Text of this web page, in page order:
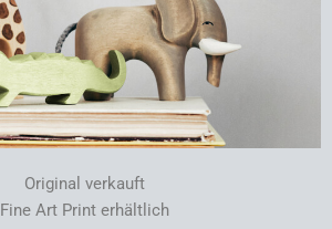
Original verkauft
Fine Art Print erhältlich